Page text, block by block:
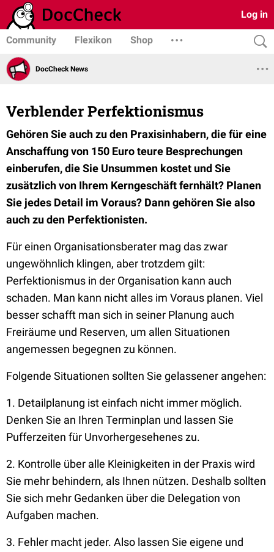
Log in
Community Flexikon Shop
DocCheck News
Verblender Perfektionismus
Gehören Sie auch zu den Praxisinhabern, die für eine
Anschaffung von 150 Euro teure Besprechungen
einberufen, die Sie Unsummen kostet und Sie
zusätzlich von Ihrem Kerngeschäft fernhält? Planen
Sie jedes Detail im Voraus? Dann gehören Sie also
auch zu den Perfektionisten.
Für einen Organisationsberater mag das zwar
ungewöhnlich klingen, aber trotzdem gilt:
Perfektionismus in der Organisation kann auch
schaden. Man kann nicht alles im Voraus planen. Viel
besser schafft man sich in seiner Planung auch
Freiräume und Reserven, um allen Situationen
angemessen begegnen zu können.
Folgende Situationen sollten Sie gelassener angehen:
1. Detailplanung ist einfach nicht immer möglich.
Denken Sie an Ihren Terminplan und lassen Sie
Pufferzeiten für Unvorhergesehenes zu.
2. Kontrolle über alle Kleinigkeiten in der Praxis wird
Sie mehr behindern, als Ihnen nützen. Deshalb sollten
Sie sich mehr Gedanken über die Delegation von
Aufgaben machen.
3. Fehler macht jeder. Also lassen Sie eigene und